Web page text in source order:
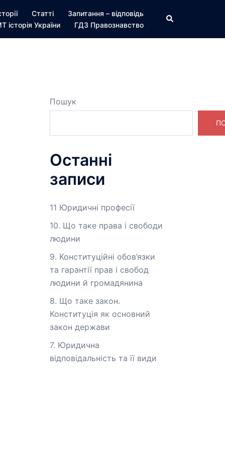
Статті
Запитання – відповідь
історія України
ГДЗ Правознавство
Пошук
Пошук
Останні
записи
11 Юридичні професії
10. Що таке права і свободи
людини
9. Конституційні обов’язки
та гарантії прав і свобод
людини й громадянина
8. Що таке закон.
Конституція як основний
закон держави
7. Юридична
відповідальність та її види